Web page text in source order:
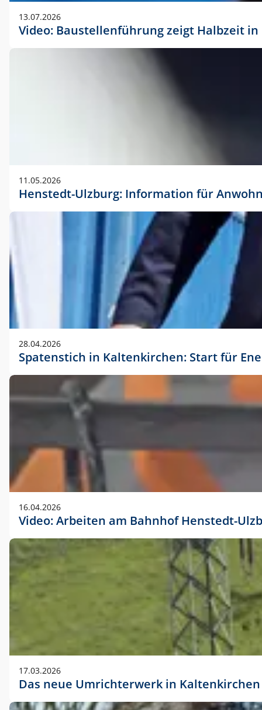
13.07.2026
Video: Baustellenführung zeigt Halbzeit
11.05.2026
Henstedt-Ulzburg: Information für
28.04.2026
Spatenstich in Kaltenkirchen: Start für
16.04.2026
Video: Arbeiten am Bahnhof Henstedt-
17.03.2026
Das neue Umrichterwerk in Kaltenkirchen